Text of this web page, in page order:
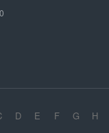
-SGM)
D E F G H